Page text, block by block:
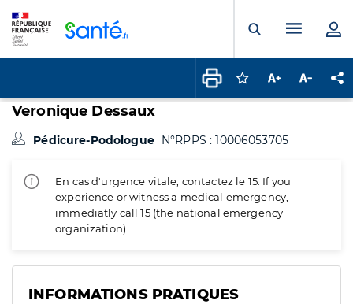
Ouvrir laMenu
Connectez-vous
Augmenter la
Veronique Dessaux
Pédicure-Podologue N°RPPS : 10006053705
En cas d'urgence vitale, contactez le 15. If you
experience or witness a medical emergency,
immediatly call 15 (the national emergency
organization).
INFORMATIONS PRATIQUES